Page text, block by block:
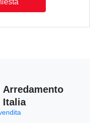
Italia